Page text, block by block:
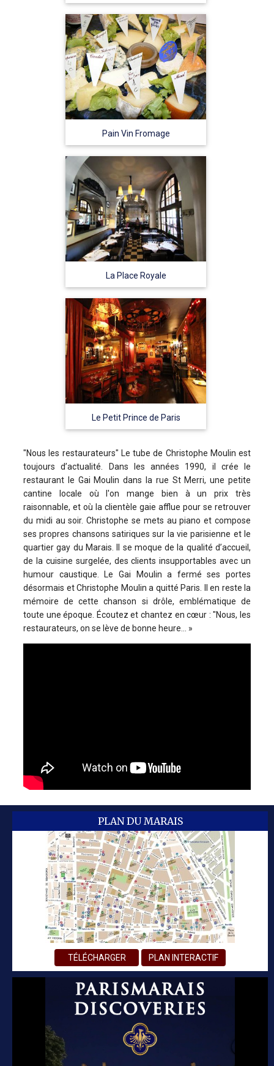
Pain Vin Fromage
La Place Royale
Le Petit Prince de Paris
"Nous les restaurateurs" Le tube de Christophe Moulin est
toujours d’actualité. Dans les années 1990, il crée le
restaurant le Gai Moulin dans la rue St Merri, une petite
cantine locale où l'on mange bien à un prix très
raisonnable, et où la clientèle gaie afflue pour se retrouver
du midi au soir. Christophe se mets au piano et compose
ses propres chansons satiriques sur la vie parisienne et le
quartier gay du Marais. Il se moque de la qualité d’accueil,
de la cuisine surgelée, des clients insupportables avec un
humour caustique. Le Gai Moulin a fermé ses portes
désormais et Christophe Moulin a quitté Paris. Il en reste la
mémoire de cette chanson si drôle, emblématique de
toute une époque. Écoutez et chantez en cœur : "Nous, les
restaurateurs, on se lève de bonne heure… »
PLAN DU MARAIS
TÉLÉCHARGER PLAN INTERACTIF